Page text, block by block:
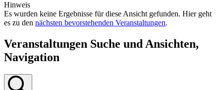
Hinweis
Es wurden keine Ergebnisse für diese Ansicht gefunden. Hier geht
es zu den nächsten bevorstehenden Veranstaltungen.
Veranstaltungen Suche und Ansichten,
Navigation